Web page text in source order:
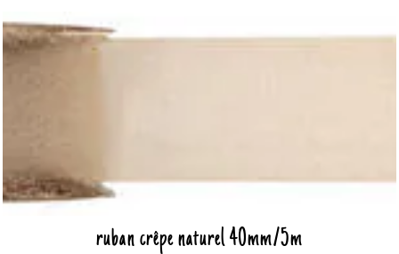
ruban crêpe naturel 40mm/5m